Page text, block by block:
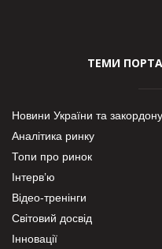
ТЕМИ
Новини України та закордону
Аналітика ринку
Топи про ринок
Інтерв’ю
Відео-тренінги
Світовий досвід
Інновації